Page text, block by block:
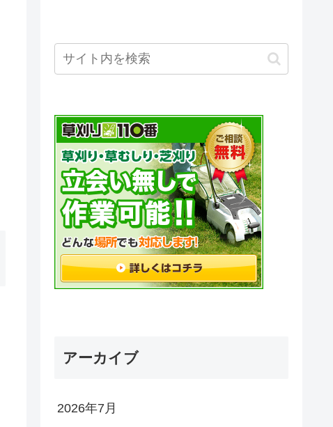
アーカイブ
2026年7月